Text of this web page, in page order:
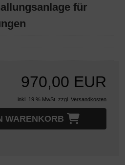
für
970,00 EUR
inkl. 19 % MwSt. zzgl. Versandkosten
WARENKORB